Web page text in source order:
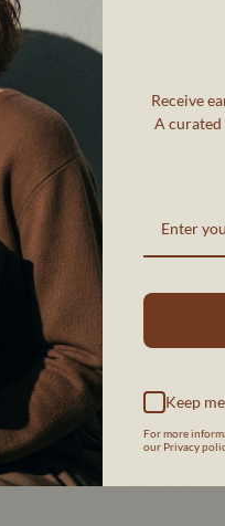
DESCUBRE LA
HECHOS A
Receive
A curated
Keep
For more
our Privacy